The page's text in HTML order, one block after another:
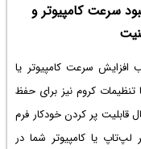
سرعت کامپیوتر و
افزایش سرعت کامپیوتر یا
کروم نیز برای حفظ
پر کردن خودکار فرم
یا کامپیوتر شما در